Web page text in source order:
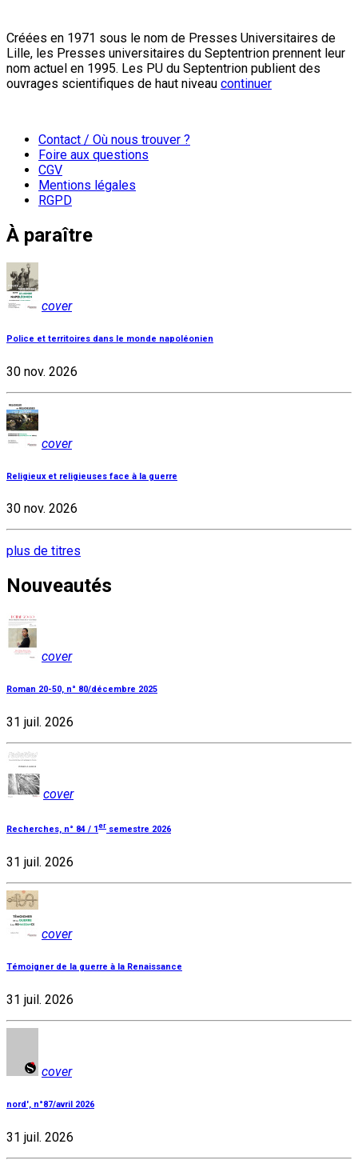
Créées en 1971 sous le nom de Presses Universitaires de
Lille, les Presses universitaires du Septentrion prennent leur
nom actuel en 1995. Les PU du Septentrion publient des
ouvrages scientifiques de haut niveau continuer
Contact / Où nous trouver ?
Foire aux questions
CGV
Mentions légales
RGPD
À paraître
cover
Police et territoires dans le monde napoléonien
30 nov. 2026
cover
Religieux et religieuses face à la guerre
30 nov. 2026
plus de titres
Nouveautés
cover
Roman 20-50, n° 80/décembre 2025
31 juil. 2026
cover
Recherches, n° 84 / 1er semestre 2026
31 juil. 2026
cover
Témoigner de la guerre à la Renaissance
31 juil. 2026
cover
nord', n°87/avril 2026
31 juil. 2026